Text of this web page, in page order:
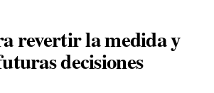
revertir la medida y
decisiones